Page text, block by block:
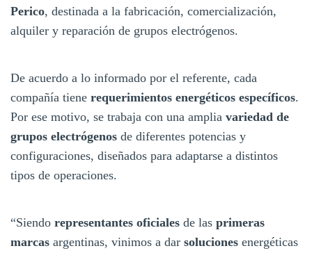
Perico, destinada a la fabricación, comercialización,
alquiler y reparación de grupos electrógenos.
De acuerdo a lo informado por el referente, cada
compañía tiene requerimientos energéticos específicos.
Por ese motivo, se trabaja con una amplia variedad de
grupos electrógenos de diferentes potencias y
configuraciones, diseñados para adaptarse a distintos
tipos de operaciones.
“Siendo representantes oficiales de las primeras
marcas argentinas, vinimos a dar soluciones energéticas